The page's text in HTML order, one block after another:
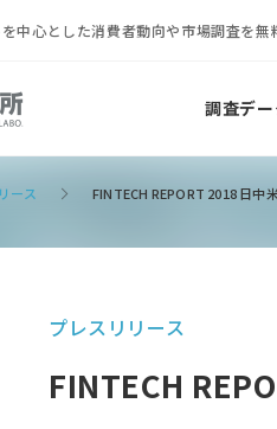
中心とした消費者動向や市場調査を無
調査デー
ース FINTECH REPORT 2018 日
プレスリリース
FINTECH